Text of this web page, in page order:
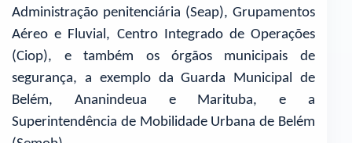
Administração penitenciária (Seap), Grupamentos
Aéreo e Fluvial, Centro Integrado de Operações
(Ciop), e também os órgãos municipais de
segurança, a exemplo da Guarda Municipal de
Belém, Ananindeua e Marituba, e a
Superintendência de Mobilidade Urbana de Belém